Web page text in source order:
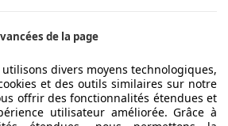
de la page
divers moyens technologiques,
et des outils similaires sur notre
offrir des fonctionnalités étendues et
utilisateur améliorée. Grâce à